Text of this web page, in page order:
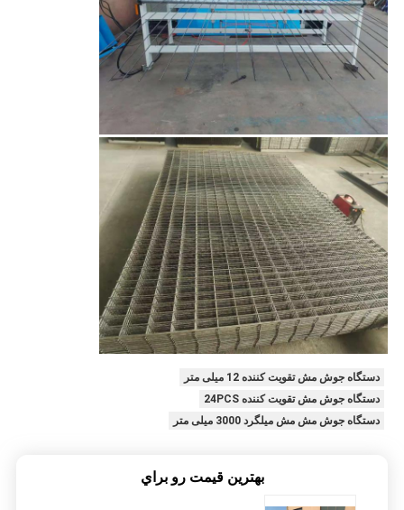
دستگاه جوش مش تقویت کننده 12 میلی متر
دستگاه جوش مش تقویت کننده 24PCS
دستگاه جوش مش مش میلگرد 3000 میلی متر
بهترين قيمت رو براي